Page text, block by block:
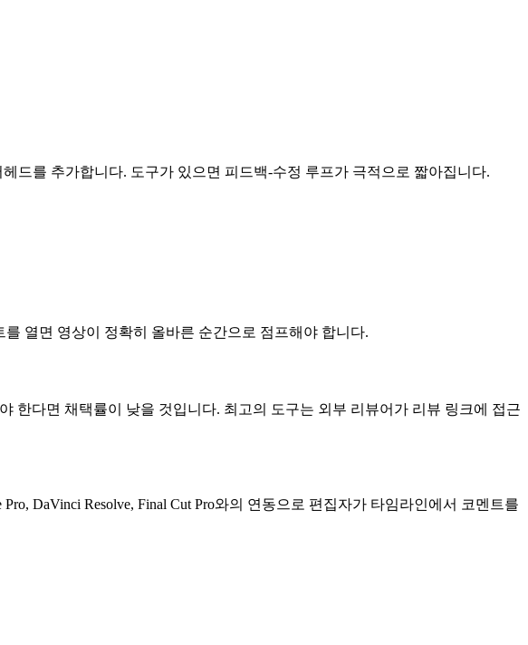
드를 추가합니다. 도구가 있으면 피드백-수정 루프가 극적으로 짧아집니다.
열면 영상이 정확히 올바른 순간으로 점프해야 합니다.
한다면 채택률이 낮을 것입니다. 최고의 도구는 외부 리뷰어가 리뷰 링크에 접근
DaVinci Resolve, Final Cut Pro와의 연동으로 편집자가 타임라인에서 코멘트를